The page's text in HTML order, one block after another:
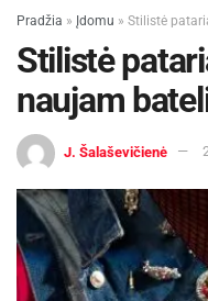
Pradžia » Įdomu » Stilistė
Stilistė
naujam
J. Šalaševičienė